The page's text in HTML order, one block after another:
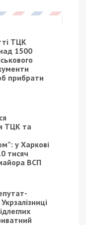
на дорогах в
музее
Времени»
уникальный